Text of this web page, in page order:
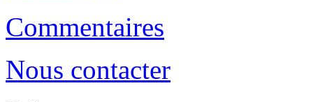
Commentaires
Nous contacter